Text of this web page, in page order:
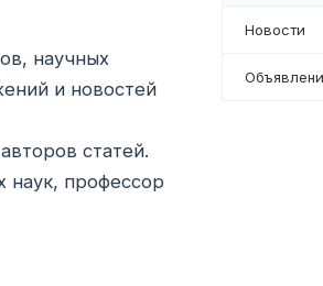
научных
и новостей
статей.
профессор
Новости